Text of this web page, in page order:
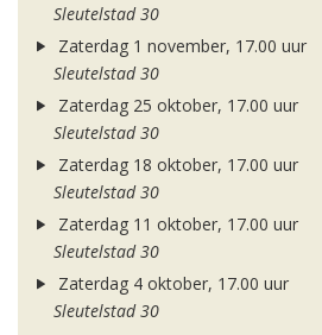
Sleutelstad 30
Zaterdag 1 november, 17.00 uur
Sleutelstad 30
Zaterdag 25 oktober, 17.00 uur
Sleutelstad 30
Zaterdag 18 oktober, 17.00 uur
Sleutelstad 30
Zaterdag 11 oktober, 17.00 uur
Sleutelstad 30
Zaterdag 4 oktober, 17.00 uur
Sleutelstad 30